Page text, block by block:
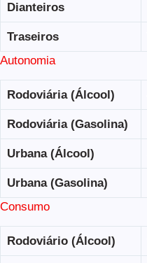
Dianteiros
Traseiros
Autonomia
Rodoviária (Álcool)
Rodoviária (Gasolina)
Urbana (Álcool)
Urbana (Gasolina)
Consumo
Rodoviário (Álcool)